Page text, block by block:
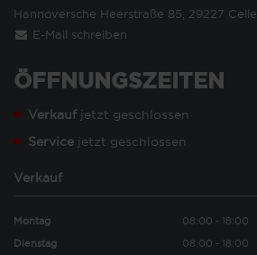
Hannoversche Heerstraße 85, 29227 Celle
E-Mail schreiben
ÖFFNUNGSZEITEN
Verkaufjetzt geschlossen
Servicejetzt geschlossen
Verkauf
Montag
08:00 - 18:00
Dienstag
08:00 - 18:00